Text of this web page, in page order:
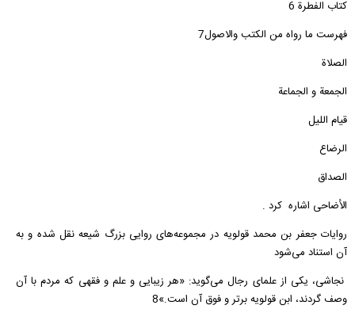
کتاب الفطرة 6
فهرست ما رواه من الکتب والاصول7
الصلاة‌
الجمعة و الجماعة‌
قیام اللیل‌
الرضاع‌
الصداق‌
الأضاحی اشاره کرد .
روایات جعفر بن محمد قولویه در مجموعه‌های روایی بزرگ شیعه نقل شده و به
آن استناد می‌شود
نجاشی، یکی از علمای رجال می‌گوید: «هر زیبایی و علم و فقهی که مردم با آن
وصف گردند، ابن قولویه برتر و فوق آن است.»8